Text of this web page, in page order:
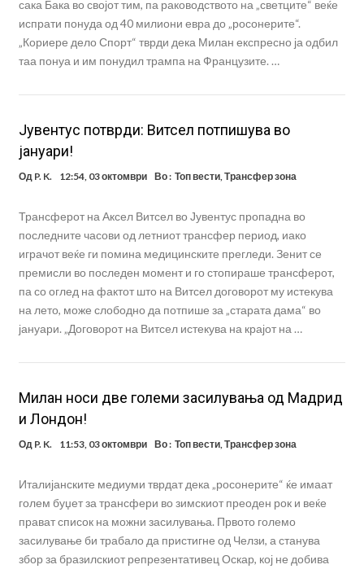
сака Бака во својот тим, па раководството на „светците“ веќе
испрати понуда од 40 милиони евра до „росонерите“.
„Кориере дело Спорт“ тврди дека Милан експресно ја одбил
таа понуа и им понудил трампа на Французите. …
Јувентус потврди: Витсел потпишува во
јануари!
Од P. K. 12:54, 03 октомври Во : Топ вести, Трансфер зона
Трансферот на Аксел Витсел во Јувентус пропадна во
последните часови од летниот трансфер период, иако
играчот веќе ги помина медицинските прегледи. Зенит се
премисли во последен момент и го стопираше трансферот,
па со оглед на фактот што на Витсел договорот му истекува
на лето, може слободно да потпише за „старата дама“ во
јануари. „Договорот на Витсел истекува на крајот на …
Милан носи две големи засилувања од Мадрид
и Лондон!
Од P. K. 11:53, 03 октомври Во : Топ вести, Трансфер зона
Италијанските медиуми тврдат дека „росонерите“ ќе имаат
голем буџет за трансфери во зимскиот преоден рок и веќе
прават список на можни засилувања. Првото големо
засилување би трабало да пристигне од Челзи, а станува
збор за бразилскиот репрезентативец Оскар, кој не добива